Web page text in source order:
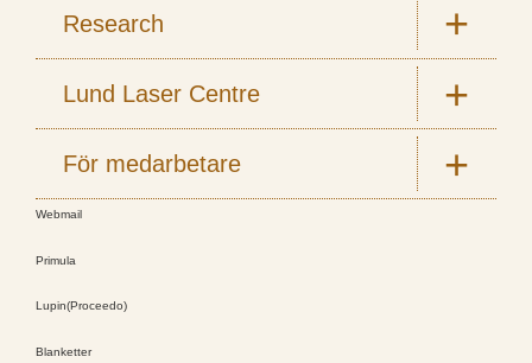
Research
Lund Laser Centre
För medarbetare
Webmail
Primula
Lupin(Proceedo)
Blanketter